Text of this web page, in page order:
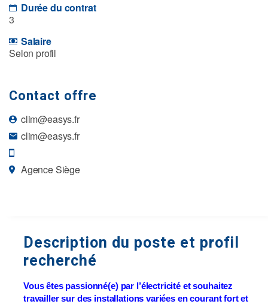
Durée du contrat
3
Salaire
Selon profil
Contact offre
clim@easys.fr
clim@easys.fr
Agence Siège
Description du poste et profil
recherché
Vous êtes passionné(e) par l’électricité et souhaitez
travailler sur des installations variées en courant fort et